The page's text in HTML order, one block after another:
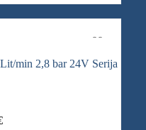
min 2,8 bar 24V Serija